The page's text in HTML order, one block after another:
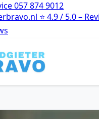
057 874 9012
⭐ 4.9 / 5.0 –